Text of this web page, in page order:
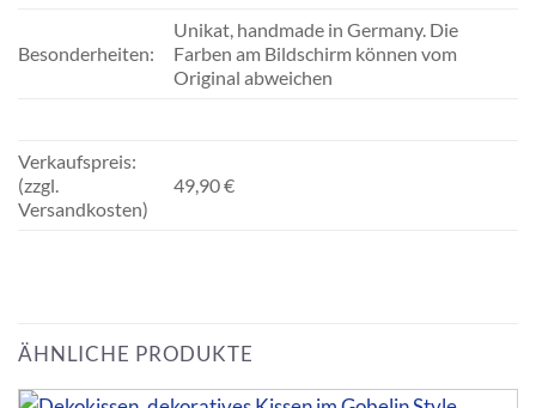
Besonderheiten:
Unikat, handmade in Germany. Die
Farben am Bildschirm können vom
Original abweichen
Verkaufspreis:
(zzgl.
Versandkosten)
49,90 €
ÄHNLICHE PRODUKTE